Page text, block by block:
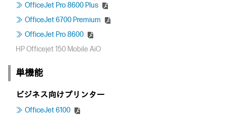
OfficeJet Pro 8600 Plus
OfficeJet 6700 Premium
OfficeJet Pro 8600
HP Officejet 150 Mobile AiO
単機能
ビジネス向けプリンター
OfficeJet 6100